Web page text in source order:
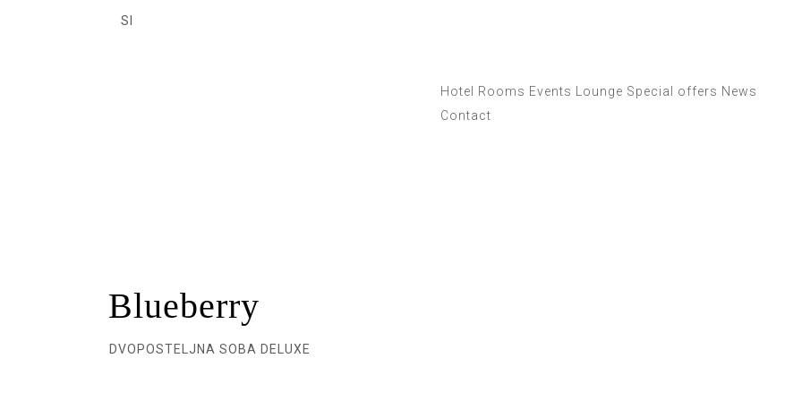
SI
Hotel Rooms Events Lounge Special offers News
Contact
Blueberry
DVOPOSTELJNA SOBA DELUXE